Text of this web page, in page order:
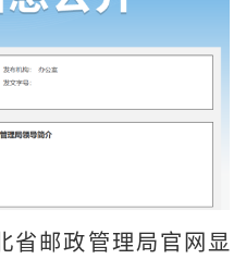
省邮政管理局官网显